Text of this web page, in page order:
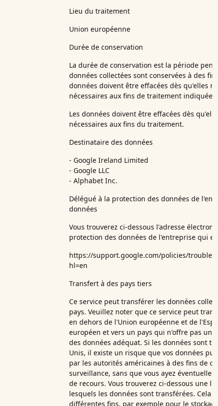
Lieu du traitement
Union européenne
Durée de conservation
La durée de conservation est la période
données collectées sont conservées à des
données doivent être effacées dès qu'elles
nécessaires aux fins de traitement indiquées.
Les données doivent être effacées dès
nécessaires aux fins du traitement.
Destinataire des données
- Google Ireland Limited
- Google LLC
- Alphabet Inc.
Délégué à la protection des données de
données
Vous trouverez ci-dessous l'adresse
protection des données de l'entreprise qui
https://support.google.com/policies/
hl=en
Transfert à des pays tiers
Ce service peut transférer les données
pays. Veuillez noter que ce service peut
en dehors de l'Union européenne et de
européen et vers un pays qui n'offre pas un
des données adéquat. Si les données sont
Unis, il existe un risque que vos données
par les autorités américaines à des fins de
surveillance, sans que vous ayez
de recours. Vous trouverez ci-dessous une
lesquels les données sont transférées. Cela
différentes fins, par exemple pour le